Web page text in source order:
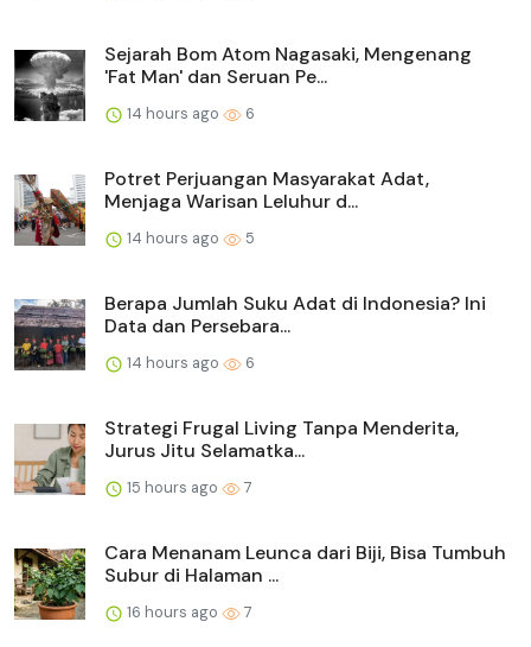
Sejarah Bom Atom Nagasaki, Mengenang
'Fat Man' dan Seruan Pe...
14 hours ago 6
Potret Perjuangan Masyarakat Adat,
Menjaga Warisan Leluhur d...
14 hours ago 5
Berapa Jumlah Suku Adat di Indonesia? Ini
Data dan Persebara...
14 hours ago 6
Strategi Frugal Living Tanpa Menderita,
Jurus Jitu Selamatka...
15 hours ago 7
Cara Menanam Leunca dari Biji, Bisa Tumbuh
Subur di Halaman ...
16 hours ago 7